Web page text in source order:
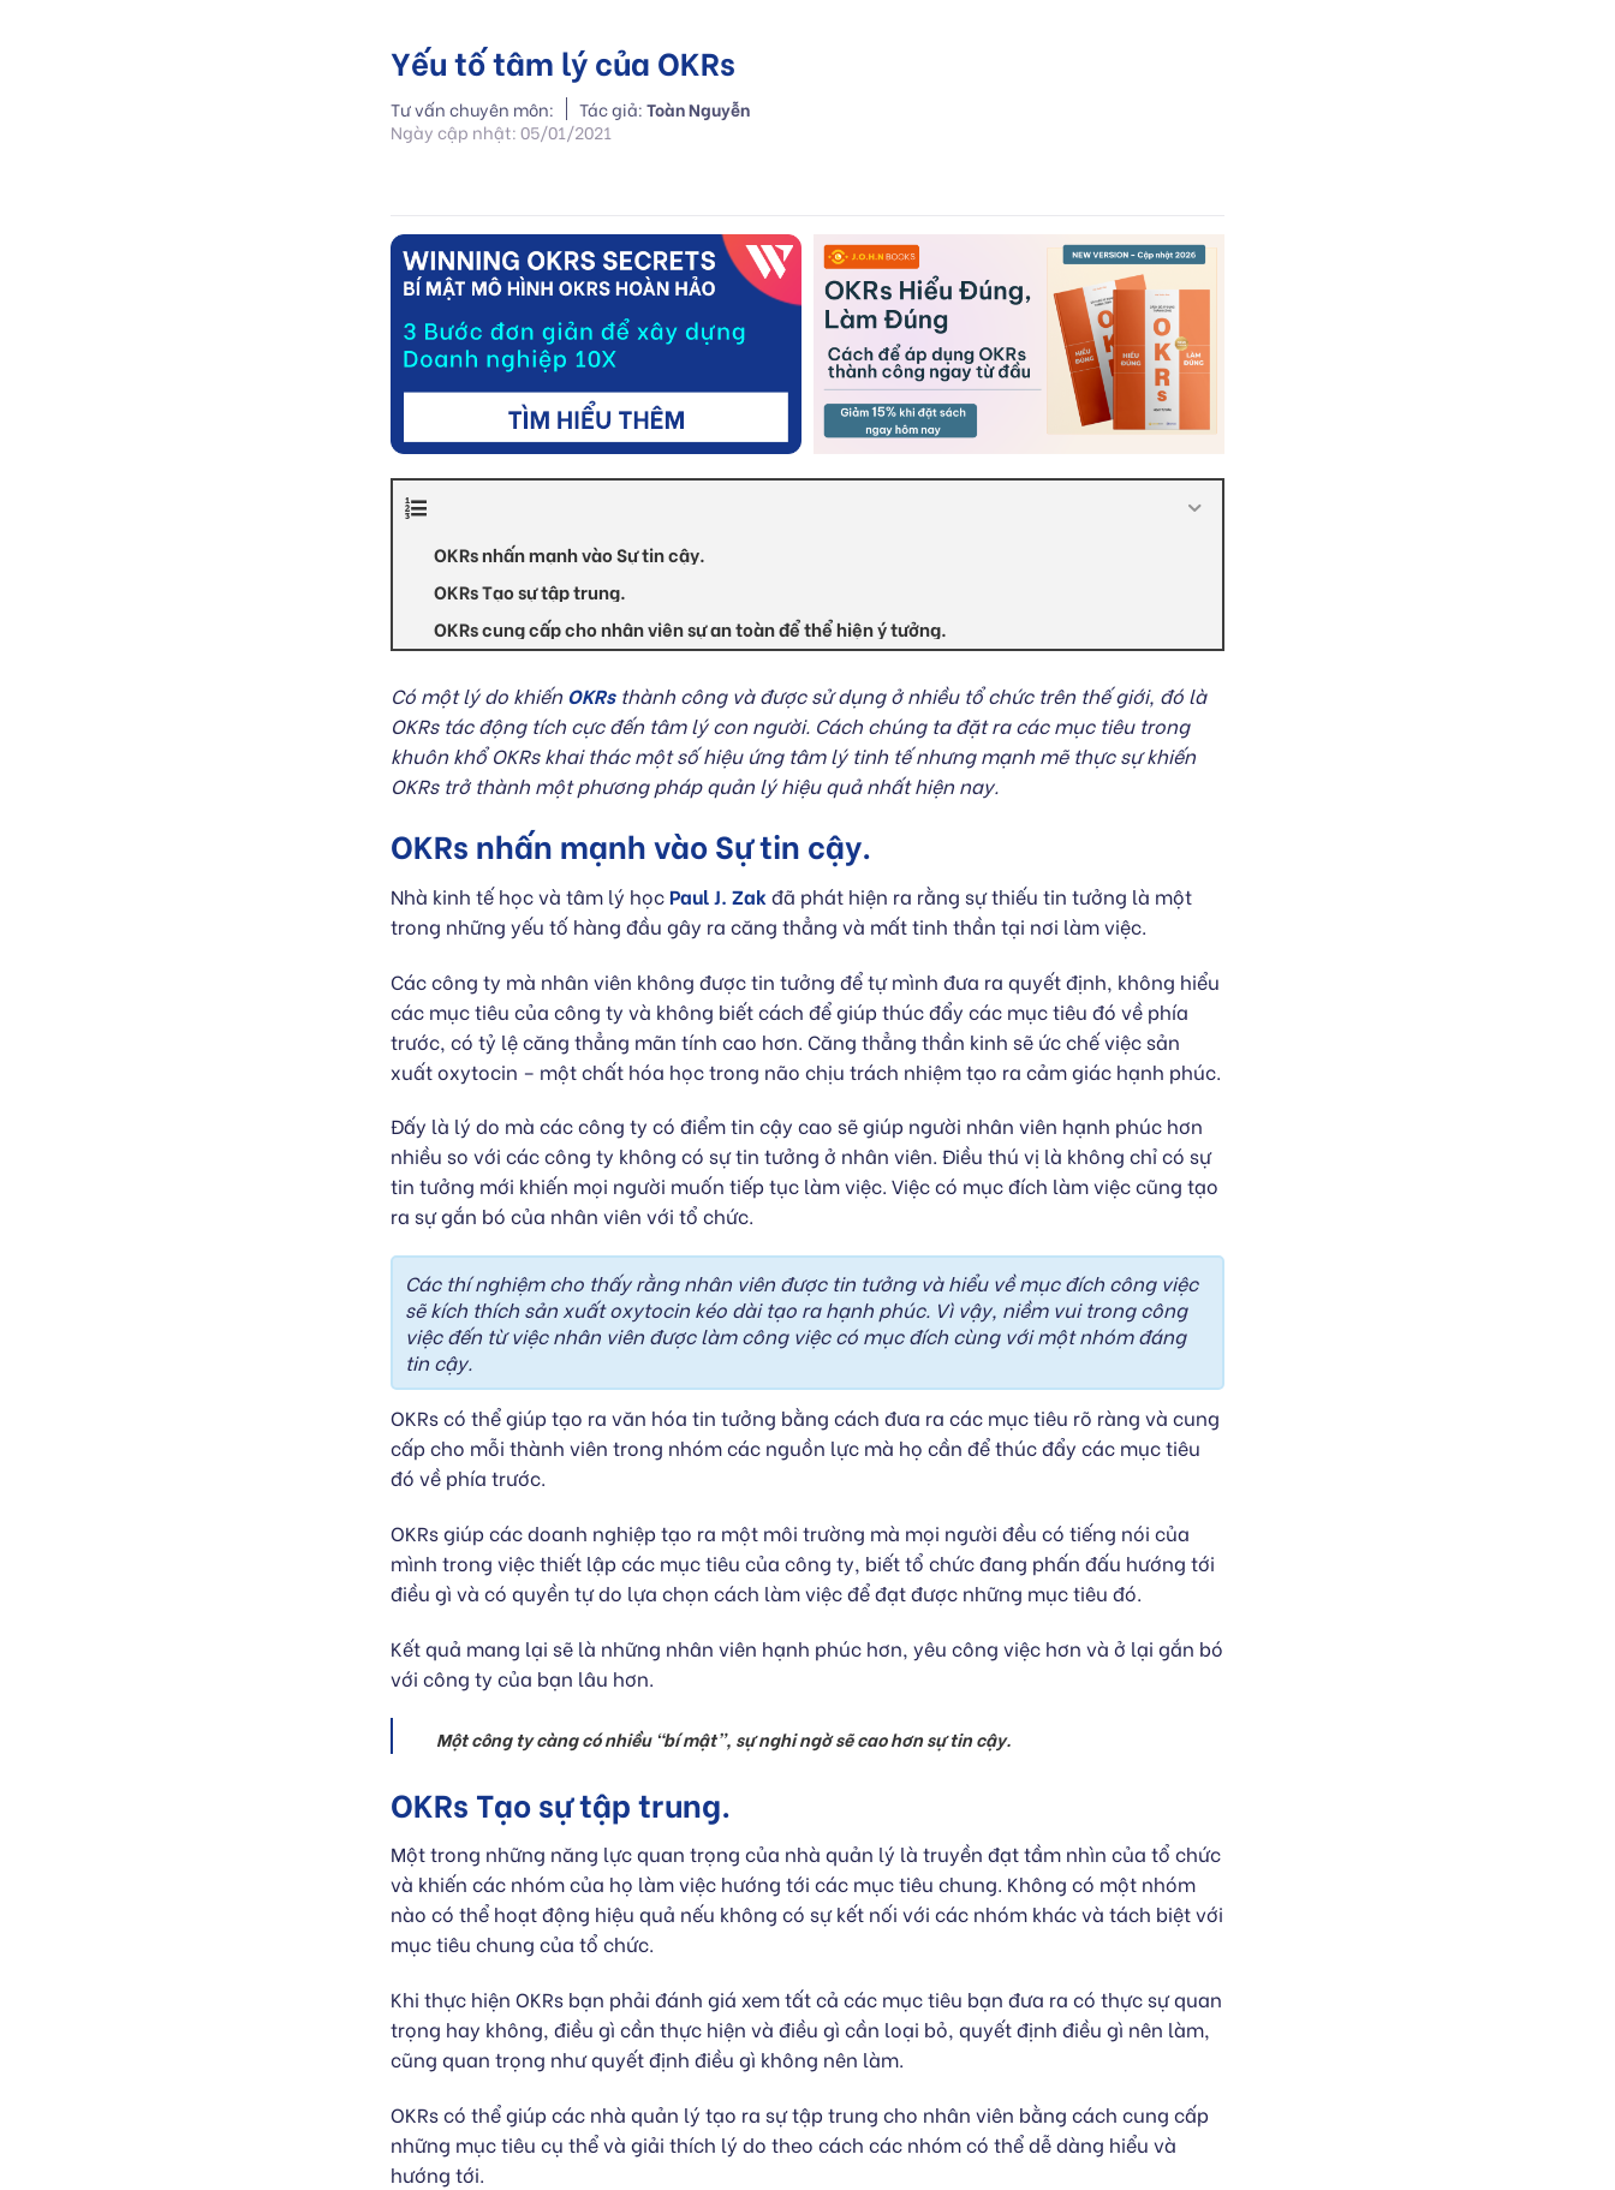
Yếu tố tâm lý của OKRs
Tư vấn chuyên môn: Tác giả:Toàn Nguyễn
Ngày cập nhật: 05/01/2021
OKRs nhấn mạnh vào Sự tin cậy.
OKRs Tạo sự tập trung.
OKRs cung cấp cho nhân viên sự an toàn để thể hiện ý tưởng.
Có một lý do khiến OKRsthành công và được sử dụng ở nhiều tổ chức trên thế giới, đó là
OKRs tác động tích cực đến tâm lý con người. Cách chúng ta đặt ra các mục tiêu trong
khuôn khổ OKRs khai thác một số hiệu ứng tâm lý tinh tế nhưng mạnh mẽ thực sự khiến
OKRs trở thành một phương pháp quản lý hiệu quả nhất hiện nay.
OKRs nhấn mạnh vào Sự tin cậy.
Nhà kinh tế học và tâm lý học Paul J. Zak đã phát hiện ra rằng sự thiếu tin tưởng là một
trong những yếu tố hàng đầu gây ra căng thẳng và mất tinh thần tại nơi làm việc.
Các công ty mà nhân viên không được tin tưởng để tự mình đưa ra quyết định, không hiểu
các mục tiêu của công ty và không biết cách để giúp thúc đẩy các mục tiêu đó về phía
trước, có tỷ lệ căng thẳng mãn tính cao hơn. Căng thẳng thần kinh sẽ ức chế việc sản
xuất oxytocin – một chất hóa học trong não chịu trách nhiệm tạo ra cảm giác hạnh phúc.
Đấy là lý do mà các công ty có điểm tin cậy cao sẽ giúp người nhân viên hạnh phúc hơn
nhiều so với các công ty không có sự tin tưởng ở nhân viên. Điều thú vị là không chỉ có sự
tin tưởng mới khiến mọi người muốn tiếp tục làm việc. Việc có mục đích làm việc cũng tạo
ra sự gắn bó của nhân viên với tổ chức.
Các thí nghiệm cho thấy rằng nhân viên được tin tưởng và hiểu về mục đích công việc
sẽ kích thích sản xuất oxytocin kéo dài tạo ra hạnh phúc. Vì vậy, niềm vui trong công
việc đến từ việc nhân viên được làm công việc có mục đích cùng với một nhóm đáng
tin cậy.
OKRs có thể giúp tạo ra văn hóa tin tưởng bằng cách đưa ra các mục tiêu rõ ràng và cung
cấp cho mỗi thành viên trong nhóm các nguồn lực mà họ cần để thúc đẩy các mục tiêu
đó về phía trước.
OKRs giúp các doanh nghiệp tạo ra một môi trường mà mọi người đều có tiếng nói của
mình trong việc thiết lập các mục tiêu của công ty, biết tổ chức đang phấn đấu hướng tới
điều gì và có quyền tự do lựa chọn cách làm việc để đạt được những mục tiêu đó.
Kết quả mang lại sẽ là những nhân viên hạnh phúc hơn, yêu công việc hơn và ở lại gắn bó
với công ty của bạn lâu hơn.
Một công ty càng có nhiều “bí mật”, sự nghi ngờ sẽ cao hơn sự tin cậy.
OKRs Tạo sự tập trung.
Một trong những năng lực quan trọng của nhà quản lý là truyền đạt tầm nhìn của tổ chức
và khiến các nhóm của họ làm việc hướng tới các mục tiêu chung. Không có một nhóm
nào có thể hoạt động hiệu quả nếu không có sự kết nối với các nhóm khác và tách biệt với
mục tiêu chung của tổ chức.
Khi thực hiện OKRs bạn phải đánh giá xem tất cả các mục tiêu bạn đưa ra có thực sự quan
trọng hay không, điều gì cần thực hiện và điều gì cần loại bỏ, quyết định điều gì nên làm,
cũng quan trọng như quyết định điều gì không nên làm.
OKRs có thể giúp các nhà quản lý tạo ra sự tập trung cho nhân viên bằng cách cung cấp
những mục tiêu cụ thể và giải thích lý do theo cách các nhóm có thể dễ dàng hiểu và
hướng tới.